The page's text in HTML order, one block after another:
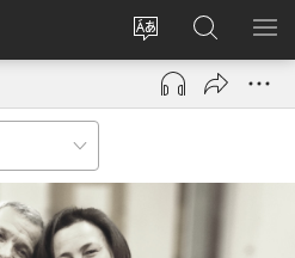
사이트
언어
변경
로그인
(새로운
열기)
JW.ORG
검색
메